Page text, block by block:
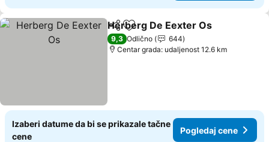
Deli Dodati u favorite
Herberg De Eexter Os
9,3 Odlično
644
Centar grada: udaljenost 12.6 km
Izaberi datume da bi se prikazale tačne
cene
Pogledaj cene